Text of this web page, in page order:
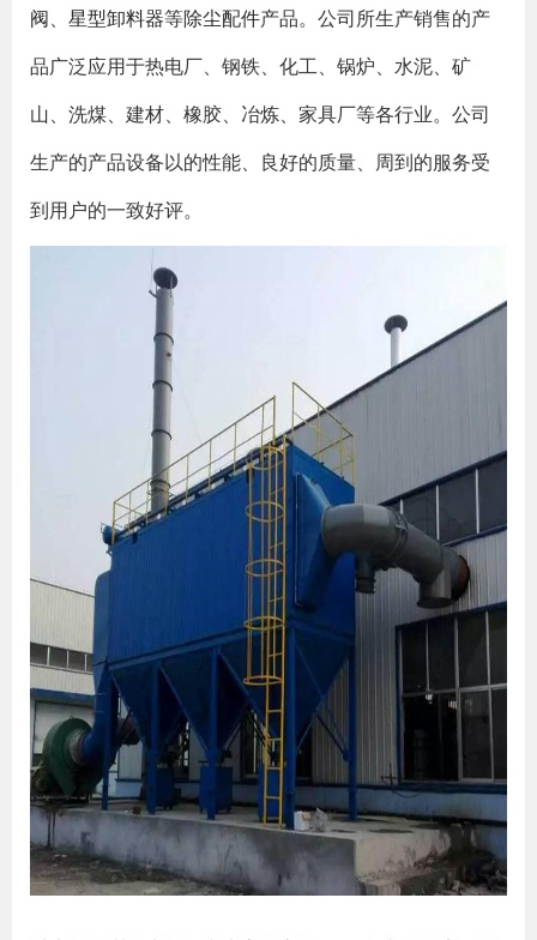
阀、 星型卸料器等除尘配件产品。公司所生产销售的产
品广泛应用于热电厂、钢铁、化工、锅炉、水泥、矿
山、洗煤、建材、橡胶、冶炼、家具厂等各行业。公司
生产的产品设备以的性能、良好的质量、周到的服务受
到用户的一致好评。